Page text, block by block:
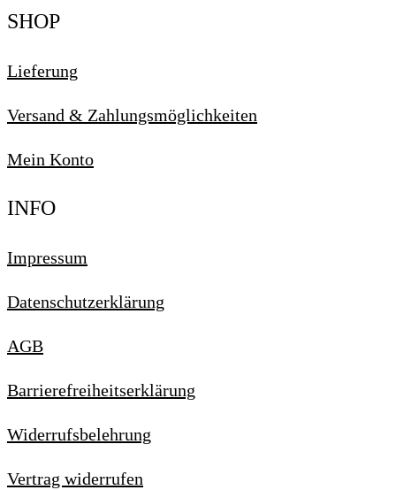
SHOP
Lieferung
Versand & Zahlungs­möglich­keiten
Mein Konto
INFO
Impressum
Datenschutzerklärung
AGB
Barrierefreiheitserklärung
Widerrufsbelehrung
Vertrag widerrufen